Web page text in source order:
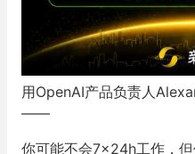
用OpenAI产品负责人
——
你可能不会7×24h工作，但